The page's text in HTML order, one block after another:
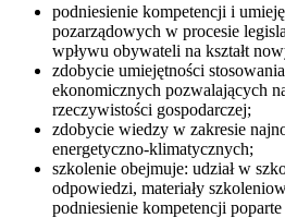
podniesienie kompetencji i
pozarządowych w procesie
wpływu obywateli na kształt
zdobycie umiejętności
ekonomicznych pozwalających
rzeczywistości gospodarczej;
zdobycie wiedzy w zakresie
energetyczno-klimatycznych;
szkolenie obejmuje: udział w
odpowiedzi, materiały
podniesienie kompetencji